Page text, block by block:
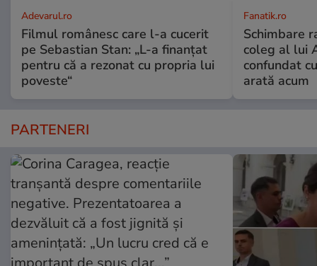
Adevarul.ro
Filmul românesc care l-a cucerit
pe Sebastian Stan: „L-a finanțat
pentru că a rezonat cu propria lui
poveste“
Fanatik.ro
Schimbare
coleg al lui
confundat
arată acum
PARTENERI